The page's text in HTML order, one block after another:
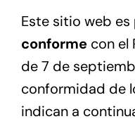
Este sitio web es
conforme con el
de 7 de
conformidad de
indican a